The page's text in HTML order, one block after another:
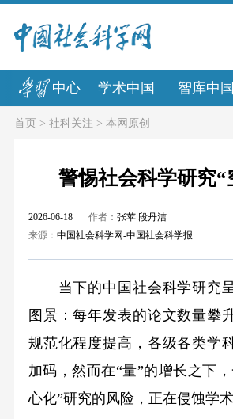
中心 学术中国 智库中国
首页> 社科关注 > 本网原创
警惕社会科学研究“
2026-06-18 作者： 张苹 段丹洁
来源： 中国社会科学网-中国社会科学报
当下的中国社会科学研究
图景：每年发表的论文数量攀
规范化程度提高，各级各类学
加码，然而在“量”的增长之下
心化”研究的风险，正在侵蚀学术